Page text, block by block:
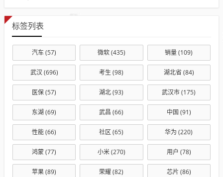
标签列表
汽车(57) 微软(435) 销量(109)
武汉(696) 考生(98) 湖北省 (84)
医保(57) 湖北(93) 武汉市(175)
东湖 (69) 武昌 (66) 中国 (91)
性能(66) 社区(65) 华为 (220)
鸿蒙(77) 小米(270) 用户 (78)
苹果(89) 荣耀(82) 芯片 (86)